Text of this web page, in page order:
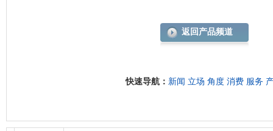
返回产品频道
快速导航： 新闻 立场 角度 消费 服务